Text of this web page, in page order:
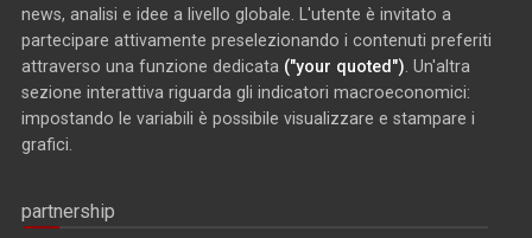
news, analisi e idee a livello globale. L'utente è invitato a
partecipare attivamente preselezionando i contenuti preferiti
attraverso una funzione dedicata ("your quoted") . Un'altra
sezione interattiva riguarda gli indicatori macroeconomici:
impostando le variabili è possibile visualizzare e stampare i
grafici.
partnership